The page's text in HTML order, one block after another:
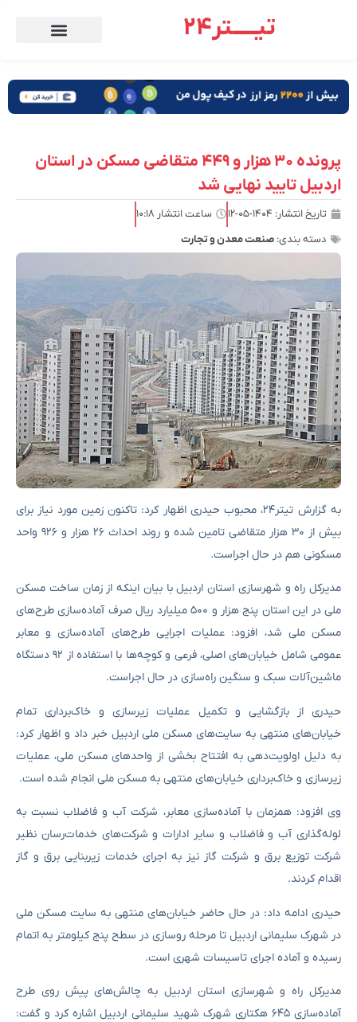
تیـــــتر24
پرونده ۳۰ هزار و ۴۴۹ متقاضی مسکن در استان
اردبیل تایید نهایی شد
تاریخ انتشار: ۱۴۰۴-۰۵-۱۲ ساعت انتشار ۱۰:۱۸
دسته بندی: صنعت معدن و تجارت
به گزارش تیتر۲۴، محبوب حیدری اظهار کرد: تاکنون زمین مورد نیاز برای
بیش از ۳۰ هزار متقاضی تامین شده و روند احداث ۲۶ هزار و ۹۲۶ واحد
مسکونی هم در حال اجراست.
مدیرکل راه و شهرسازی استان اردبیل با بیان اینکه از زمان ساخت مسکن
ملی در این استان پنج هزار و ۵۰۰ میلیارد ریال صرف آماده‌سازی طرح‌های
مسکن ملی شد، افزود: عملیات اجرایی طرح‌های آماده‌سازی و معابر
عمومی شامل خیابان‌های اصلی، فرعی و کوچه‌ها با استفاده از ۹۲ دستگاه
ماشین‌آلات سبک‌ و سنگین راه‌سازی در حال اجراست.
حیدری از بازگشایی و تکمیل عملیات زیرسازی و خاک‌برداری تمام
خیابان‌های منتهی به سایت‌های مسکن ملی اردبیل خبر داد و اظهار کرد:
به دلیل اولویت‌دهی به افتتاح بخشی از واحدهای مسکن ملی، عملیات
زیرسازی و خاک‌برداری خیابان‌های منتهی به مسکن ملی انجام شده است.
وی افزود: همزمان با آماده‌سازی معابر، شرکت آب و فاضلاب نسبت به
لوله‌گذاری آب و فاضلاب و سایر ادارات و شرکت‌های خدمات‌رسان نظیر
شرکت توزیع برق و شرکت گاز نیز به اجرای خدمات زیربنایی برق و گاز
اقدام کردند.
حیدری ادامه داد: در حال حاضر خیابان‌های منتهی به سایت مسکن ملی
در شهرک سلیمانی اردبیل تا مرحله روسازی در سطح پنج کیلومتر به اتمام
رسیده و آماده اجرای تاسیسات شهری است.
مدیرکل راه و شهرسازی استان اردبیل به چالش‌های پیش روی طرح
آماده‌سازی ۶۴۵ هکتاری شهرک شهید سلیمانی اردبیل اشاره کرد و گفت: